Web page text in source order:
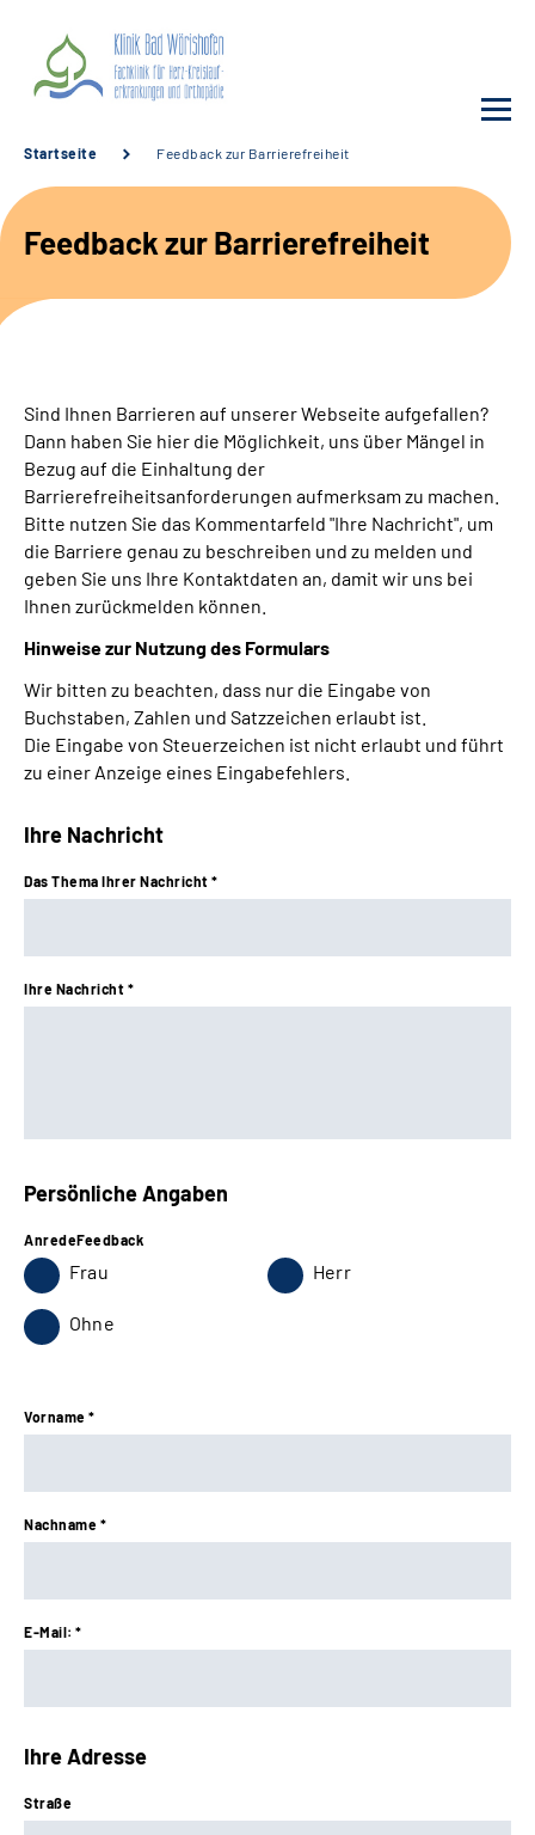
Unsere Klinik
Unsere Angebote
Sozialdienste & Zuweisende
Suche
Leichte Sprache
Gebärdensprache
Login
Startseite Feedback zur Barrierefreiheit
Feedback zur Barrierefreiheit
Sind Ihnen Barrieren auf unserer Webseite aufgefallen?
Dann haben Sie hier die Möglichkeit, uns über Mängel in
Bezug auf die Einhaltung der
Barrierefreiheitsanforderungen aufmerksam zu machen.
Bitte nutzen Sie das Kommentarfeld "Ihre Nachricht", um
die Barriere genau zu beschreiben und zu melden und
geben Sie uns Ihre Kontaktdaten an, damit wir uns bei
Ihnen zurückmelden können.
Hinweise zur Nutzung des Formulars
Wir bitten zu beachten, dass nur die Eingabe von
Buchstaben, Zahlen und Satzzeichen erlaubt ist.
Die Eingabe von Steuerzeichen ist nicht erlaubt und führt
zu einer Anzeige eines Eingabefehlers.
Ihre Nachricht
Das Thema Ihrer Nachricht *
Ihre Nachricht *
Persönliche Angaben
AnredeFeedback
Frau Herr
Ohne
Vorname *
Nachname *
E-Mail: *
Ihre Adresse
Straße